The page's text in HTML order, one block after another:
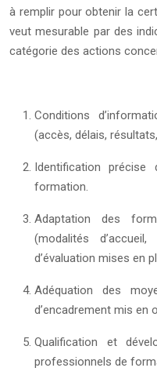
à remplir pour obtenir la
veut mesurable par des
catégorie des actions
Conditions
(accès, délais,
Identification
formation.
Adaptation des
(modalités
d’évaluation mises en
Adéquation des
d’encadrement mis en
Qualification et
professionnels de